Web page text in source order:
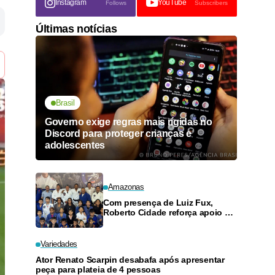
Instagram Follows YouTube Subscribers
Últimas notícias
Brasil
Governo exige regras mais rígidas no
Discord para proteger crianças e
adolescentes
Amazonas
Com presença de Luiz Fux,
Roberto Cidade reforça apoio a
Variedades
Ator Renato Scarpin desabafa após apresentar
peça para plateia de 4 pessoas